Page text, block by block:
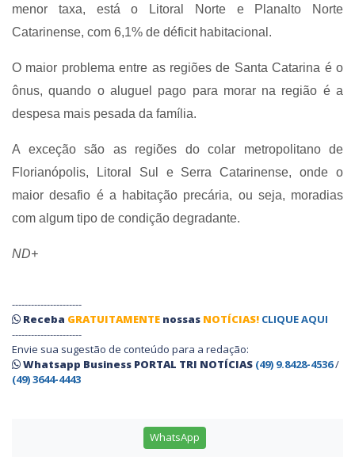
menor taxa, está o Litoral Norte e Planalto Norte
Catarinense, com 6,1% de déficit habitacional.
O maior problema entre as regiões de Santa Catarina é o
ônus, quando o aluguel pago para morar na região é a
despesa mais pesada da família.
A exceção são as regiões do colar metropolitano de
Florianópolis, Litoral Sul e Serra Catarinense, onde o
maior desafio é a habitação precária, ou seja, moradias
com algum tipo de condição degradante.
ND+
----------------------
Receba GRATUITAMENTE nossas NOTÍCIAS! CLIQUE AQUI
----------------------
Envie sua sugestão de conteúdo para a redação:
Whatsapp Business PORTAL TRI NOTÍCIAS (49) 9.8428-4536/
(49) 3644-4443
WhatsApp